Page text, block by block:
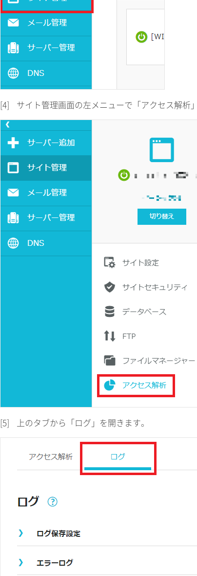
[4] サイト管理画面の左メニューで「アクセス解析
[5] 上のタブから「ログ」を開きます。